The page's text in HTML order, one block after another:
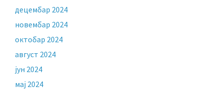
децембар 2024
новембар 2024
октобар 2024
август 2024
јун 2024
мај 2024